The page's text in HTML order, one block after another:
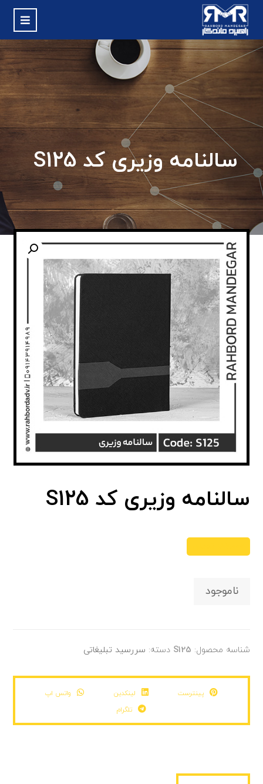
سالنامه وزیری کد S125
سالنامه وزیری کد S125
ناموجود
شناسه محصول: S125 دسته: سررسید تبلیغاتی
پینترست لینکدین
واتس اپ
تلگرام